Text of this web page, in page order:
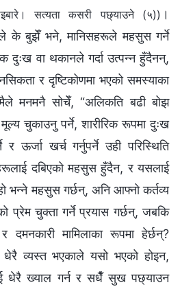
सत्यता कसरी पछ्याउने (५)) ।
के बुझेँ भने, मानिसहरूले महसुस गर्ने
दुःख वा थकानले गर्दा उत्पन्न हुँदैनन्,
र दृष्टिकोणमा भएको समस्याका
मनमनै सोचेँ, “अलिकति बढी बोझ
चुकाउनु पर्ने, शारीरिक रूपमा दुःख
र ऊर्जा खर्च गर्नुपर्ने उही परिस्थिति
दबिएको महसुस हुँदैन, र यसलाई
भन्ने महसुस गर्छन्, अनि आफ्नो कर्तव्य
प्रेम चुक्ता गर्ने प्रयास गर्छन्, जबकि
दमनकारी मामिलाका रूपमा हेर्छन्?
धेरै व्यस्त भएकाले यसो भएको होइन,
धेरै ख्याल गर्न र सधैँ सुख पछ्याउन